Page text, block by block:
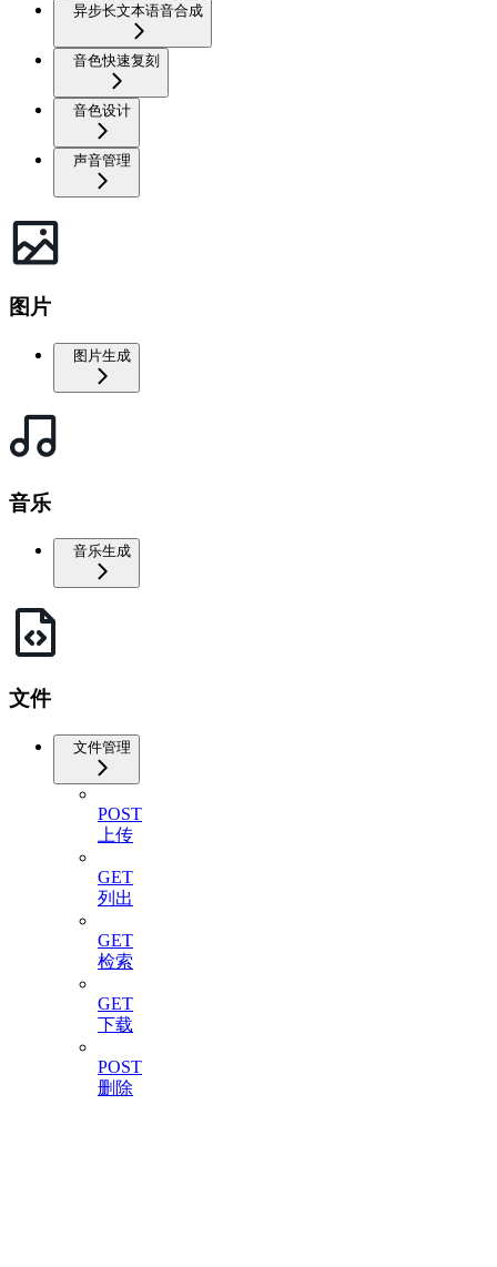
异步长文本语音合成
音色快速复刻
音色设计
声音管理
图片
图片生成
音乐
音乐生成
文件
文件管理
POST
上传
GET
列出
GET
检索
GET
下载
POST
删除